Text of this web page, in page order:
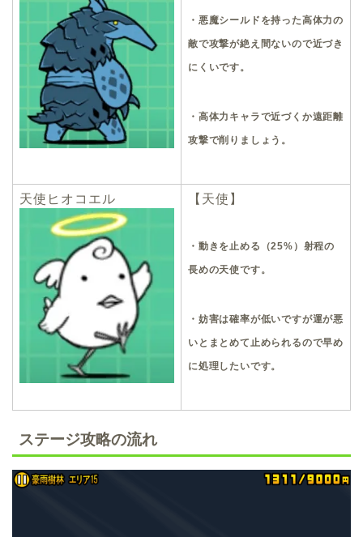
・悪魔シールドを持った高体力の
敵で攻撃が絶え間ないので近づき
にくいです。
・高体力キャラで近づくか遠距離
攻撃で削りましょう。
天使ヒオコエル 【天使】
・動きを止める（25%）射程の
長めの天使です。
・妨害は確率が低いですが運が悪
いとまとめて止められるので早め
に処理したいです。
ステージ攻略の流れ